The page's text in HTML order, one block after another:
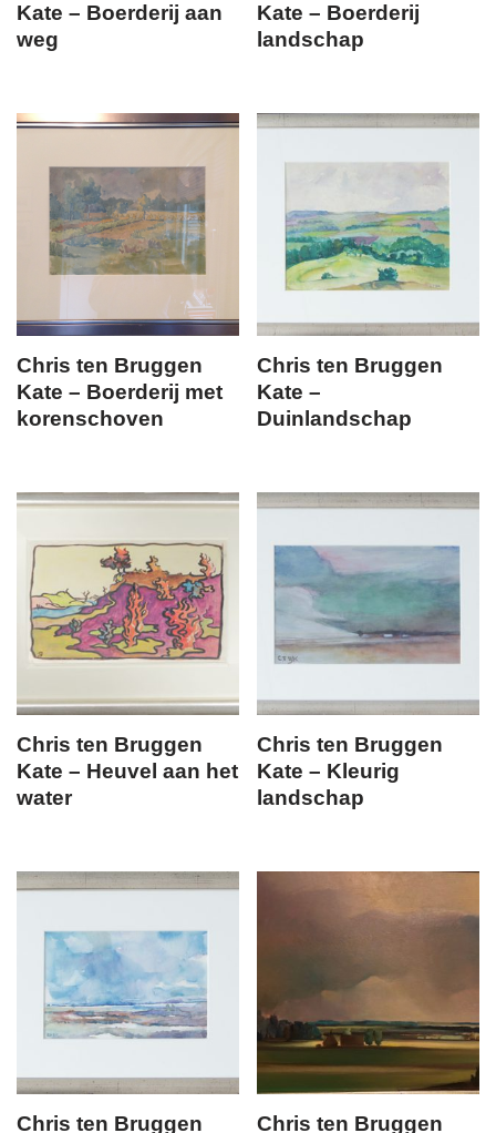
Kate – Boerderij aan
weg
Kate – Boerderij
landschap
Chris ten Bruggen
Kate – Boerderij met
korenschoven
Chris ten Bruggen
Kate –
Duinlandschap
Chris ten Bruggen
Kate – Heuvel aan het
water
Chris ten Bruggen
Kate – Kleurig
landschap
Chris ten Bruggen Chris ten Bruggen